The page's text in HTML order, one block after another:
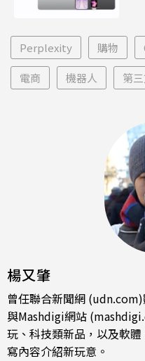
Perplexity 購物
電商 機器人 第
楊又肇
曾任聯合新聞網
與Mashdigi網站
玩、科技類新品，以及軟
寫內容介紹新玩意。